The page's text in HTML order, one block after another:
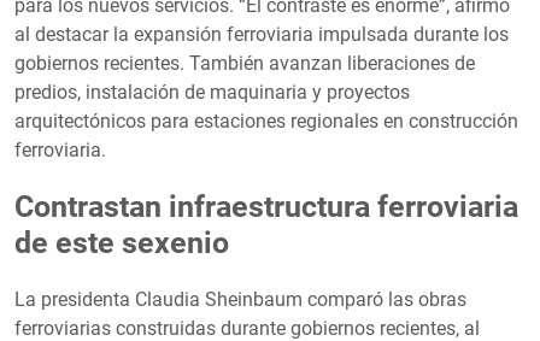
para los nuevos servicios. “El contraste es enorme”, afirmó
al destacar la expansión ferroviaria impulsada durante los
gobiernos recientes. También avanzan liberaciones de
predios, instalación de maquinaria y proyectos
arquitectónicos para estaciones regionales en construcción
ferroviaria.
Contrastan infraestructura ferroviaria
de este sexenio
La presidenta Claudia Sheinbaum comparó las obras
ferroviarias construidas durante gobiernos recientes, al